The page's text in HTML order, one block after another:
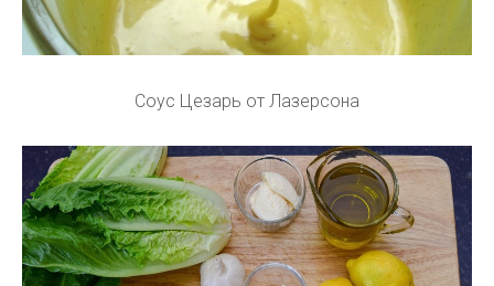
Соус Цезарь от Лазерсона